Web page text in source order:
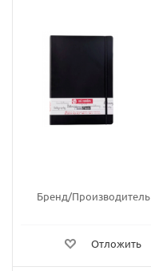
Бренд/Производитель
Отложить